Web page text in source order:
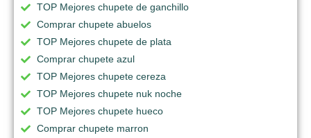
TOP Mejores chupete de ganchillo
Comprar chupete abuelos
TOP Mejores chupete de plata
Comprar chupete azul
TOP Mejores chupete cereza
TOP Mejores chupete nuk noche
TOP Mejores chupete hueco
Comprar chupete marron